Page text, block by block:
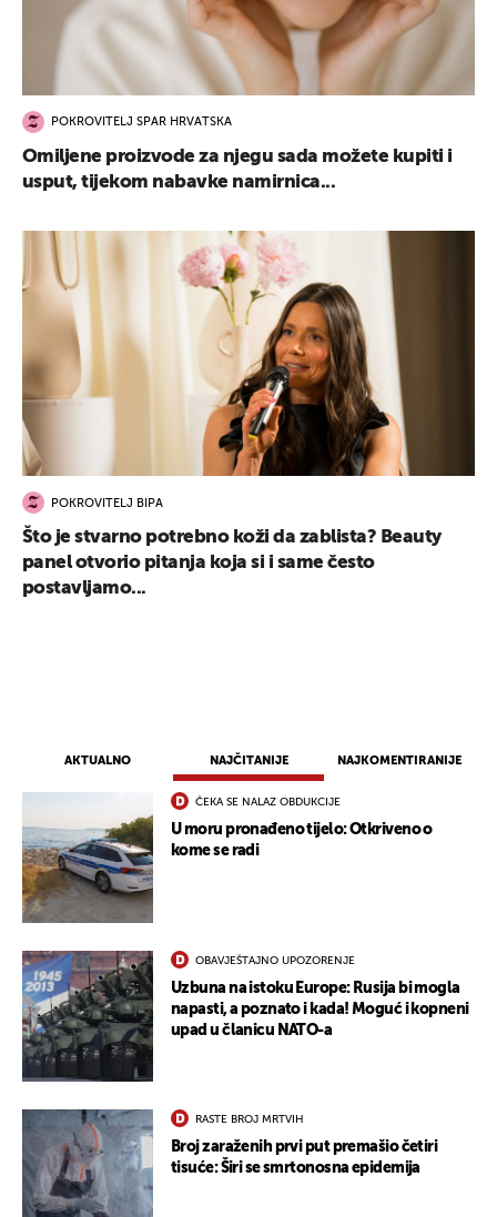
AKTUALNO NAJČITANIJE NAJKOMENTIRANIJE
ČEKA SE NALAZ OBDUKCIJE
U moru pronađeno tijelo: Otkriveno o
kome se radi
OBAVJEŠTAJNO UPOZORENJE
Uzbuna na istoku Europe: Rusija bi mogla
napasti, a poznato i kada! Moguć i kopneni
upad u članicu NATO-a
RASTE BROJ MRTVIH
Broj zaraženih prvi put premašio četiri
tisuće: Širi se smrtonosna epidemija
POKROVITELJ SPAR HRVATSKA
Omiljene proizvode za njegu sada možete kupiti i
usput, tijekom nabavke namirnica...
POKROVITELJ BIPA
Što je stvarno potrebno koži da zablista? Beauty
panel otvorio pitanja koja si i same često
postavljamo...